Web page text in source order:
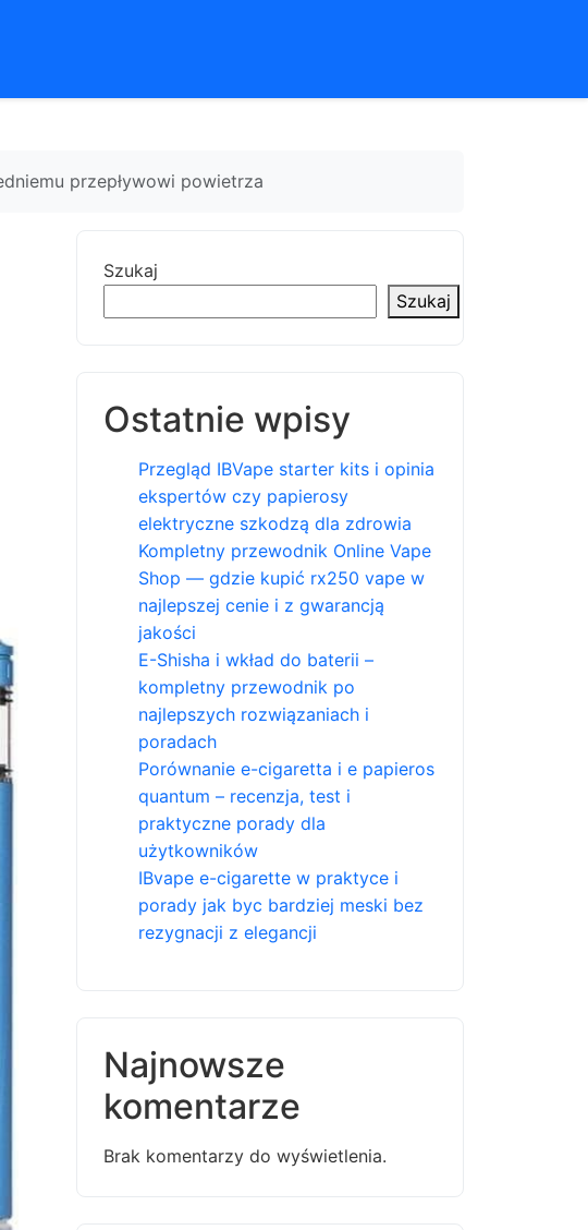
przepływowi powietrza
Szukaj
Szukaj
Ostatnie wpisy
Przegląd IBVape starter kits i opinia
ekspertów czy papierosy
elektryczne szkodzą dla zdrowia
Kompletny przewodnik Online Vape
Shop — gdzie kupić rx250 vape w
najlepszej cenie i z gwarancją
jakości
E-Shisha i wkład do baterii –
kompletny przewodnik po
najlepszych rozwiązaniach i
poradach
Porównanie e-cigaretta i e papieros
quantum – recenzja, test i
praktyczne porady dla
użytkowników
IBvape e-cigarette w praktyce i
porady jak byc bardziej meski bez
rezygnacji z elegancji
Najnowsze
komentarze
Brak komentarzy do wyświetlenia.